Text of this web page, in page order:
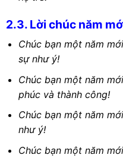
2.3. Lời chúc năm
Chúc bạn một năm
sự như ý!
Chúc bạn một năm
phúc và thành công!
Chúc bạn một năm
như ý!
Chúc bạn một năm